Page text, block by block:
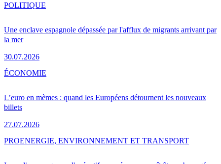
Une enclave espagnole dépassée par l'afflux de migrants arrivant par
la mer
30.07.2026
POLITIQUE
L’euro en mèmes : quand les Européens détournent les nouveaux
billets
27.07.2026
ÉCONOMIE
PROENERGIE, ENVIRONNEMENT ET TRANSPORT